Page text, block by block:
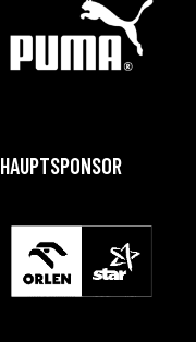
HAUPTSPONSOR